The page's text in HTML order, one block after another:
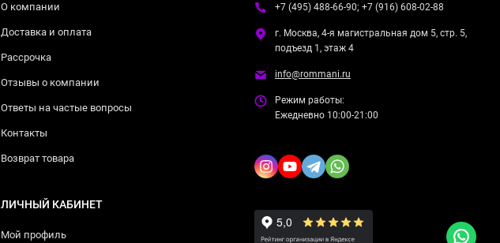
О компании
Доставка и оплата
Рассрочка
Отзывы о компании
Ответы на частые вопросы
Контакты
Возврат товара
ЛИЧНЫЙ КАБИНЕТ
Мой профиль
+7 (495) 488-66-90; +7 (916) 608-02-88
г. Москва, 4-я магистральная дом 5, стр. 5,
подъезд 1, этаж 4
info@rommani.ru
Режим работы:
Ежедневно 10:00-21:00